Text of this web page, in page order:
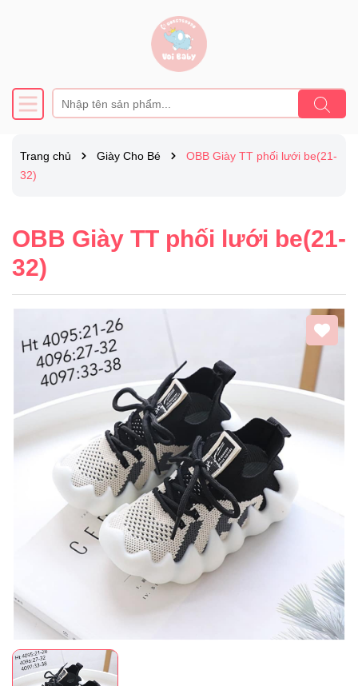
Trang chủ Giày Cho Bé
OBB Giày TT phối lưới be(21-
32)
OBB Giày TT phối lưới be(21-
32)
Mã giảm giá:
Ngày hết hạn: